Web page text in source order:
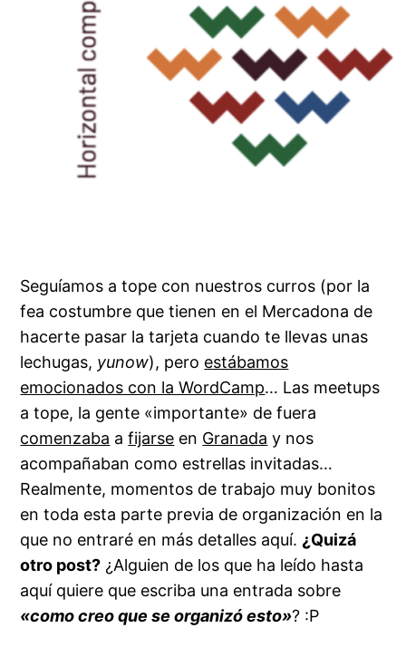
Seguíamos a tope con nuestros curros (por la
fea costumbre que tienen en el Mercadona de
hacerte pasar la tarjeta cuando te llevas unas
lechugas, yunow), pero estábamos
emocionados con la WordCamp… Las meetups
a tope, la gente «importante» de fuera
comenzaba afijarse en Granada y nos
acompañaban como estrellas invitadas…
Realmente, momentos de trabajo muy bonitos
en toda esta parte previa de organización en la
que no entraré en más detalles aquí.¿Quizá
otro post? ¿Alguien de los que ha leído hasta
aquí quiere que escriba una entrada sobre
«como creo que se organizó esto»? :P